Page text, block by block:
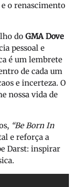
o renascimento
do GMA Dove
pessoal e
é um lembrete
de cada um
e incerteza. O
nossa vida de
“Be Born In
e reforça a
Darst: inspirar